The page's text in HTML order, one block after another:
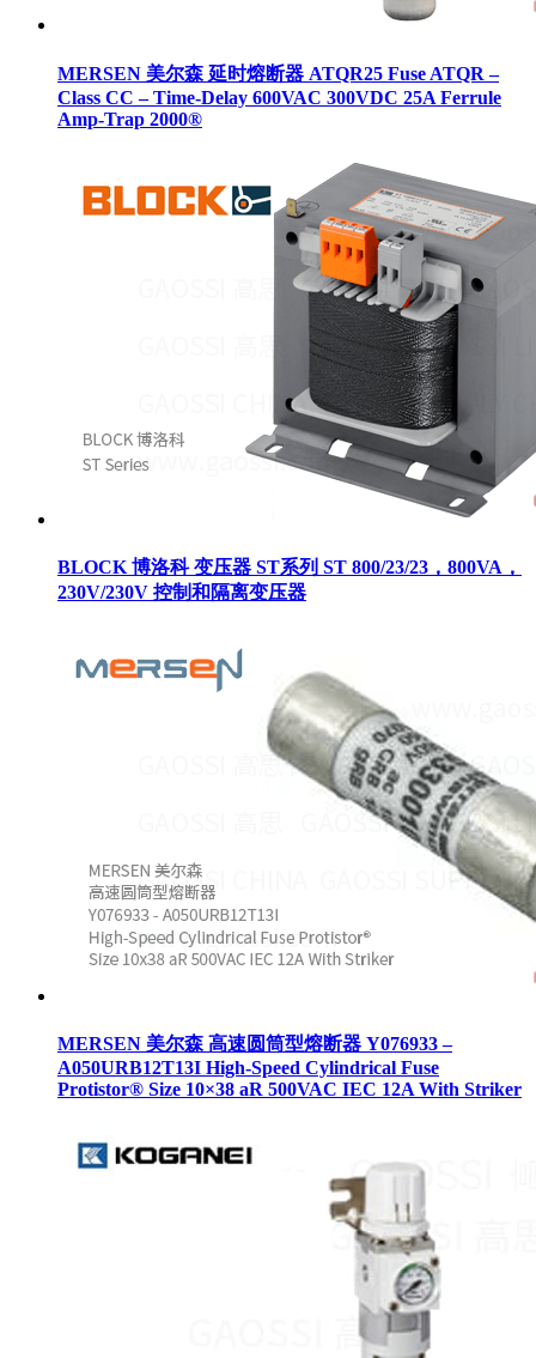
MERSEN 美尔森 延时熔断器 ATQR25 Fuse ATQR –
Class CC – Time-Delay 600VAC 300VDC 25A Ferrule
Amp-Trap 2000®
BLOCK 博洛科 变压器 ST系列 ST 800/23/23，800VA，
230V/230V 控制和隔离变压器
MERSEN 美尔森 高速圆筒型熔断器 Y076933 –
A050URB12T13I High-Speed Cylindrical Fuse
Protistor® Size 10×38 aR 500VAC IEC 12A With Striker